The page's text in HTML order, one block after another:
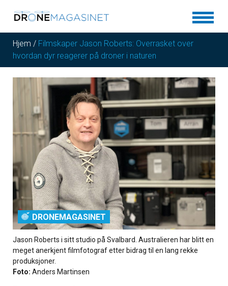
Hjem / Filmskaper Jason Roberts: Overrasket over
hvordan dyr reagerer på droner i naturen
DRONEMAGASINET
Jason Roberts i sitt studio på Svalbard. Australieren har blitt en
meget anerkjent filmfotograf etter bidrag til en lang rekke
produksjoner.
Foto: Anders Martinsen